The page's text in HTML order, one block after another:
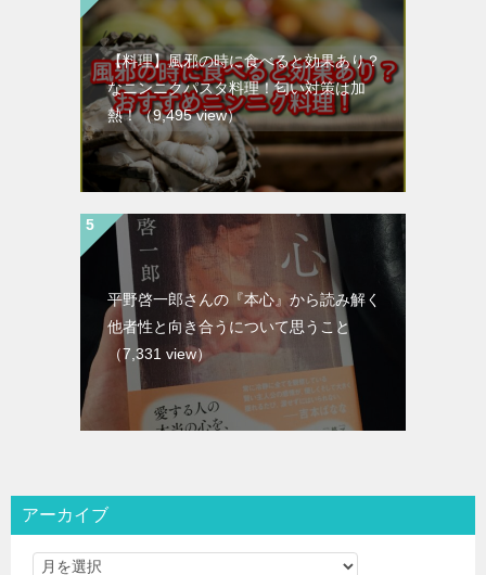
【料理】風邪の時に食べると効果あり？
なニンニクパスタ料理！匂い対策は加
熱！（9,495 view）
平野啓一郎さんの『本心』から読み解く
他者性と向き合うについて思うこと
（7,331 view）
アーカイブ